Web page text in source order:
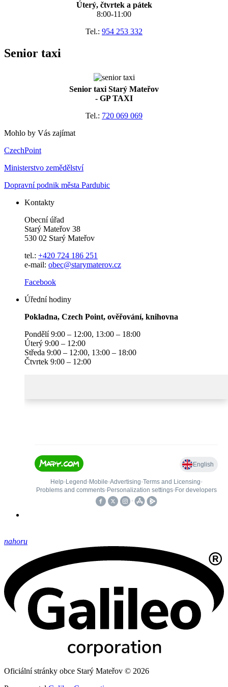
Úterý, čtvrtek a pátek
8:00-11:00
Tel.: 954 253 332
Senior taxi
Senior taxi Starý Mateřov
- GP TAXI
Tel.: 720 069 069
Mohlo by Vás zajímat
CzechPoint
Ministerstvo zemědělství
Dopravní podnik města Pardubic
Kontakty
Obecní úřad
Starý Mateřov 38
530 02 Starý Mateřov
tel.: +420 724 186 251
e-mail: obec@starymaterov.cz
Facebook
Úřední hodiny
Pokladna, Czech Point, ověřování, knihovna
Pondělí 9:00 – 12:00, 13:00 – 18:00
Úterý 9:00 – 12:00
Středa 9:00 – 12:00, 13:00 – 18:00
Čtvrtek 9:00 – 12:00
nahoru
Oficiální stránky obce Starý Mateřov © 2026